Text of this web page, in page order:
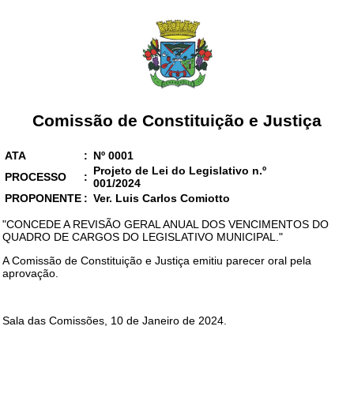
Comissão de Constituição e Justiça
ATA : Nº 0001
PROCESSO
: Projeto de Lei do Legislativo n.º
001/2024
PROPONENTE : Ver. Luis Carlos Comiotto
"CONCEDE A REVISÃO GERAL ANUAL DOS VENCIMENTOS DO
QUADRO DE CARGOS DO LEGISLATIVO MUNICIPAL."
A Comissão de Constituição e Justiça emitiu parecer oral pela
aprovação.
Sala das Comissões, 10 de Janeiro de 2024.